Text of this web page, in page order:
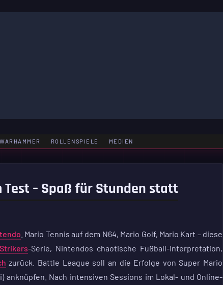
WARHAMMER ROLLENSPIELE MEDIEN
– Spaß für Stunden statt
. Mario Tennis auf dem N64, Mario Golf, Mario Kart – diese
-Serie, Nintendos chaotische Fußball-Interpretation,
zurück. Battle League soll an die Erfolge von Super Mario
anknüpfen. Nach intensiven Sessions im Lokal- und Online-